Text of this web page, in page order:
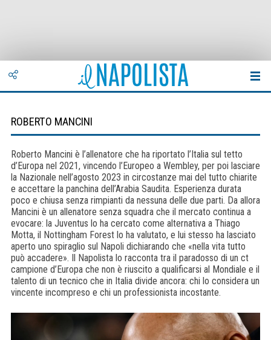
ROBERTO MANCINI
Roberto Mancini è l’allenatore che ha riportato l’Italia sul tetto
d’Europa nel 2021, vincendo l’Europeo a Wembley, per poi lasciare
la Nazionale nell’agosto 2023 in circostanze mai del tutto chiarite
e accettare la panchina dell’Arabia Saudita. Esperienza durata
poco e chiusa senza rimpianti da nessuna delle due parti. Da allora
Mancini è un allenatore senza squadra che il mercato continua a
evocare: la Juventus lo ha cercato come alternativa a Thiago
Motta, il Nottingham Forest lo ha valutato, e lui stesso ha lasciato
aperto uno spiraglio sul Napoli dichiarando che «nella vita tutto
può accadere». Il Napolista lo racconta tra il paradosso di un ct
campione d’Europa che non è riuscito a qualificarsi al Mondiale e il
talento di un tecnico che in Italia divide ancora: chi lo considera un
vincente incompreso e chi un professionista incostante.